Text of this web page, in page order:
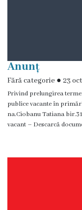
online
Transparență
Licitații
Anunț
Fără categorie ● 23
Privind prelungirea
publice vacante în
na.Ciobanu Tatiana
vacant – Descarcă